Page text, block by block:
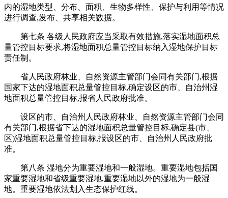
内的湿地类型、分布、面积、生物多样性、保护与利用等情况
进行调查,发布、共享相关数据。
第七条 各级人民政府应当采取有效措施,落实湿地面积总
量管控目标要求,将湿地面积总量管控目标纳入湿地保护目标
责任制。
省人民政府林业、自然资源主管部门会同有关部门,根据
国家下达的湿地面积总量管控目标,确定设区的市、自治州湿
地面积总量管控目标,报省人民政府批准。
设区的市、自治州人民政府林业、自然资源主管部门会同
有关部门,根据省下达的湿地面积总量管控目标,确定县(市、
区)湿地面积总量管控目标,报设区的市、自治州人民政府批
准。
第八条 湿地分为重要湿地和一般湿地。重要湿地包括国
家重要湿地和省级重要湿地,重要湿地以外的湿地为一般湿
地。重要湿地依法划入生态保护红线。